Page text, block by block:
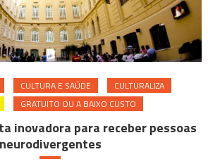
CULTURA E SAÚDE
CULTURALIZA
GRATUITO OU A BAIXO CUSTO
inovadora para receber pessoas
neurodivergentes